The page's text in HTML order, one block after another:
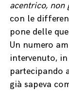
acentrico, non
con le
pone delle
Un numero
intervenuto,
partecipando
già sapeva